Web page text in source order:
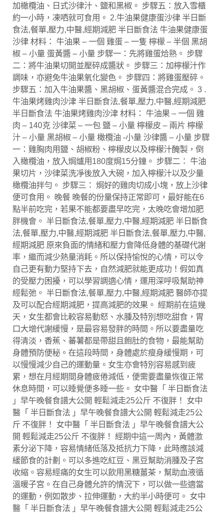
加橄欖油、日式沙律汁、鹽和黑椒。 步驟五：放入雪櫃
約一小時，凍哂就可食用。 2.牛油果健康蛋沙律 半日斷
食法,餐單,壓力,中醫,經期減肥 半日斷食法 牛油果健康蛋
沙律 材料： 牛油果 – 一個 雞蛋 – 一隻 檸檬 – 半個 黑胡
椒 – 小量 蛋黃醬 – 小量 步驟一：先將雞蛋烚熟。 步驟
二：將牛油果切開並壓碎成醬狀。 步驟三：加檸檬汁作
調味，亦避免牛油果氧化變色。 步驟四：將雞蛋壓碎。
步驟五：加入牛油果醬、黑胡椒、蛋黃醬混合完成。 3 .
牛油果烤雞肉沙津 半日斷食法,餐單,壓力,中醫,經期減肥
半日斷食法 牛油果烤雞肉沙津 材料： 牛油果 – 一個 雞
肉 – 140克 沙律菜 – 一包 鹽 – 小量 檸檬皮 – 兩片 檸檬
汁 – 小量 黑胡椒 – 小量 橄欖油 -小量 沙律醬 – 小量 步驟
一：雞胸肉用鹽、胡椒粉、檸檬皮以及檸檬汁醃製，倒
入橄欖油，放入焗爐用180度焗15分鐘。 步驟二： 牛油
果切片，沙律菜洗凈後放入大碗，加入檸檬汁以及少量
橄欖油拌勻。 步驟三： 焗好的雞肉切成小塊，放上沙律
便可食用。 晚餐 晚餐的份量保持正常即可，最好能在6
點半前吃完，若果不能都要盡早吃完，太晚吃會增加肥
胖機會。 半日斷食法,餐單,壓力,中醫,經期減肥 半日斷食
法,餐單,壓力,中醫,經期減肥 半日斷食法,餐單,壓力,中醫,
經期減肥 原來負面的情緒和壓力會降低身體的基礎代謝
率，繼而減少熱量消耗。所以保持愉悅的心情，可以令
自己更有動力堅持下去，自然減肥就能更成功！假如真
的受壓力困擾，可以學習調適心情，運用深呼吸幫助神
經鬆弛。 半日斷食法,餐單,壓力,中醫,經期減肥 醫師亦提
及可以配合經期減肥，提高減肥的效果。 經期前在這幾
天，女生都會比較容易動怒、水腫及特別想吃甜食，胃
口大增代謝緩慢，是最容易發胖的時間。所以要盡量吃
得清淡，香蕉、蕃薯都是帶甜且飽肚的食物，最能幫助
身體預防便秘。在這段時間，身體處於瘦身緩慢期，可
以慢慢減少自己的運動量。女生亦會特別容易感到疲
累，想在月經期間身體疲倦減低，便需要盡量恢復正常
休息時間，可以睡覺便多睡一些。 女中醫「 半日斷食法
」早午晚餐食譜大公開 輕鬆減走25公斤 不復胖！ 女中
醫「 半日斷食法 」早午晚餐食譜大公開 輕鬆減走25公
斤 不復胖！ 女中醫「 半日斷食法 」早午晚餐食譜大公
開 輕鬆減走25公斤 不復胖！ 經期中這一周內，黃體激
素分泌下降，容易情緒低落及抵抗力下降，此時應該減
緩節食的計劃。可以多進吃紅豆、黑豆幫助消腫及子宮
收縮。容易經痛的女生可以飲用黑糖薑茶，幫助血液循
溫暖子宮。在自己身體允許的情況下，可以做一些適當
的運動，例如散步、拉伸運動，大約半小時便可。 女中
醫「 半日斷食法 」早午晚餐食譜大公開 輕鬆減走25公